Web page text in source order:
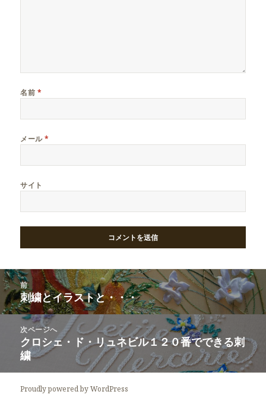
名前 *
メール*
サイト
投
稿
ナ
ョ
前
前
の
投
稿:
刺繍とイラストと・・・
次ページへ
次
の
投
稿:
クロシェ・ド・リュネビル１２０番でできる刺
繍
Proudly powered by WordPress